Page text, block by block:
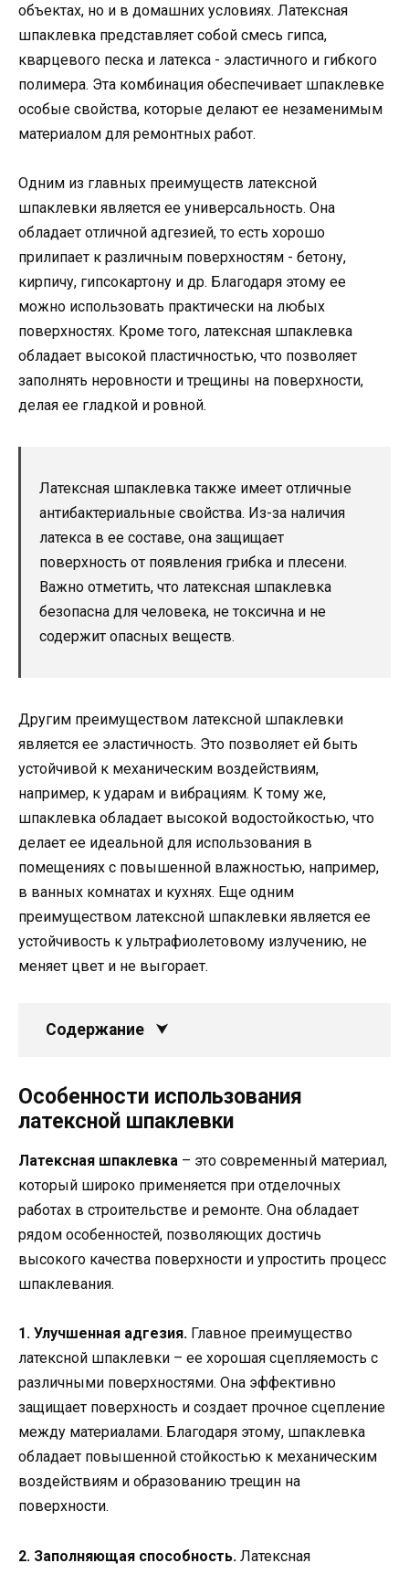
объектах, но и в домашних условиях. Латексная
шпаклевка представляет собой смесь гипса,
кварцевого песка и латекса - эластичного и гибкого
полимера. Эта комбинация обеспечивает шпаклевке
особые свойства, которые делают ее незаменимым
материалом для ремонтных работ.
Одним из главных преимуществ латексной
шпаклевки является ее универсальность. Она
обладает отличной адгезией, то есть хорошо
прилипает к различным поверхностям - бетону,
кирпичу, гипсокартону и др. Благодаря этому ее
можно использовать практически на любых
поверхностях. Кроме того, латексная шпаклевка
обладает высокой пластичностью, что позволяет
заполнять неровности и трещины на поверхности,
делая ее гладкой и ровной.
Латексная шпаклевка также имеет отличные
антибактериальные свойства. Из-за наличия
латекса в ее составе, она защищает
поверхность от появления грибка и плесени.
Важно отметить, что латексная шпаклевка
безопасна для человека, не токсична и не
содержит опасных веществ.
Другим преимуществом латексной шпаклевки
является ее эластичность. Это позволяет ей быть
устойчивой к механическим воздействиям,
например, к ударам и вибрациям. К тому же,
шпаклевка обладает высокой водостойкостью, что
делает ее идеальной для использования в
помещениях с повышенной влажностью, например,
в ванных комнатах и кухнях. Еще одним
преимуществом латексной шпаклевки является ее
устойчивость к ультрафиолетовому излучению, не
меняет цвет и не выгорает.
Содержание
Особенности использования
латексной шпаклевки
Латексная шпаклевка – это современный материал,
который широко применяется при отделочных
работах в строительстве и ремонте. Она обладает
рядом особенностей, позволяющих достичь
высокого качества поверхности и упростить процесс
шпаклевания.
1. Улучшенная адгезия. Главное преимущество
латексной шпаклевки – ее хорошая сцепляемость с
различными поверхностями. Она эффективно
защищает поверхность и создает прочное сцепление
между материалами. Благодаря этому, шпаклевка
обладает повышенной стойкостью к механическим
воздействиям и образованию трещин на
поверхности.
2. Заполняющая способность. Латексная